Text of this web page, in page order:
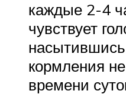
каждые 2-4
чувствует
кормления
времени